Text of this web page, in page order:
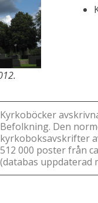
Kyrkoböcker
Befolkning. Den
kyrkoboksavskrifter
512 000 poster från
(databas uppdaterad